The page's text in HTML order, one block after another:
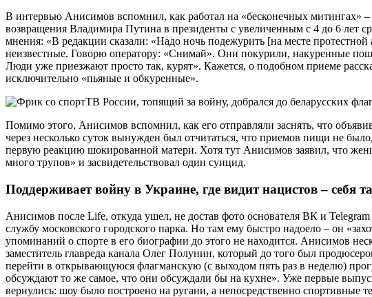
В интервью Анисимов вспомнил, как работал на «бесконечных митингах»
возвращения Владимира Путина в президенты с увеличенным с 4 до 6 лет
мнения: «В редакции сказали: «Надо ночь подежурить [на месте
неизвестные. Говорю оператору: «Снимай». Они покурили, накуренные
Люди уже приезжают просто так, курят». Кажется, о подобном приеме
исключительно «пьяные и обкуренные».
Помимо этого, Анисимов вспомнил, как его отправляли заснять, что
через несколько суток вынужден был отчитаться, что приемов пищи не
первую реакцию шокированной матери. Хотя тут Анисимов заявил, что
много трупов» и засвидетельствовал один суицид.
Поддерживает войну в Украине, где видит нацистов – себя
Анисимов после Life, откуда ушел, не достав фото основателя ВК и Telegram
службу московского городского парка. Но там ему быстро надоело – он
упоминаний о спорте в его биографии до этого не находится. Анисимов
заместитель главреда канала Олег Полунин, который до того был
перейти в открывающуюся флагманскую (с выходом пять раз в неделю)
обсуждают то же самое, что они обсуждали бы на кухне». Уже первые
вернулись: шоу было построено на ругани, а непосредственно спортивные